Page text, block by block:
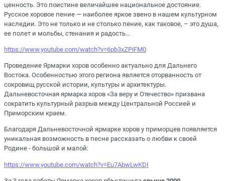
ценность. Это поистине величайшее национальное достояние.
Русское хоровое пение — наиболее яркое звено в нашем культурном
наследии. Это не только и не столько пение, как таковое, – это душа,
ее полет и мольбы, стенания и радость…
https://www.youtube.com/watch?v=6pb3xZPiFM0
Проведение Ярмарки хоров особенно актуально для Дальнего
Востока. Особенностью этого региона является оторванность от
сокровищ русской истории, культуры и архитектуры.
Дальневосточная ярмарка хоров «За веру и Отечество» призвана
сократить культурный разрыв между Центральной Россией и
Приморским краем.
Благодаря Дальневосточной ярмарке хоров у приморцев появляется
уникальная возможность в песне рассказать о любви к своей
Родине - большой и малой:
https://www.youtube.com/watch?v=Eu7AbwLwKDI